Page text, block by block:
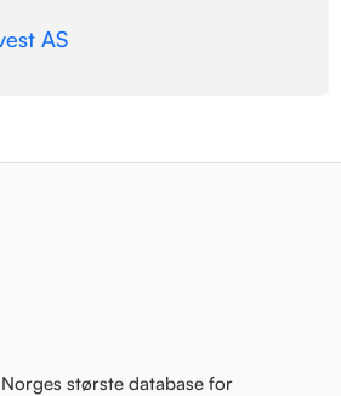
AS
største database for